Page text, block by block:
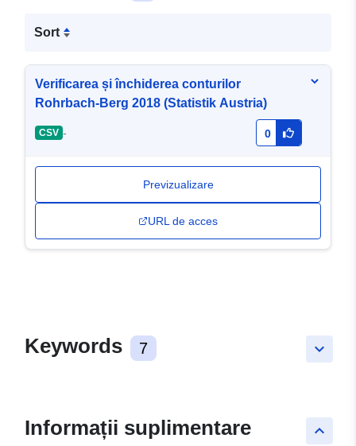
Sort
Verificarea și închiderea conturilor
Rohrbach-Berg 2018 (Statistik Austria)
CSV - 0
Previzualizare
URL de acces
keyboard_arrow_down
Keywords 7
keyboard_arrow_up
Informații suplimentare